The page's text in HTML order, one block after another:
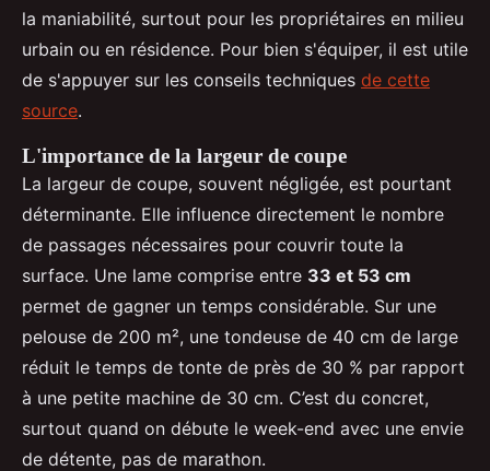
la maniabilité, surtout pour les propriétaires en milieu
urbain ou en résidence. Pour bien s'équiper, il est utile
de s'appuyer sur les conseils techniques de cette
source.
L'importance de la largeur de coupe
La largeur de coupe, souvent négligée, est pourtant
déterminante. Elle influence directement le nombre
de passages nécessaires pour couvrir toute la
surface. Une lame comprise entre 33 et 53 cm
permet de gagner un temps considérable. Sur une
pelouse de 200 m², une tondeuse de 40 cm de large
réduit le temps de tonte de près de 30 % par rapport
à une petite machine de 30 cm. C’est du concret,
surtout quand on débute le week-end avec une envie
de détente, pas de marathon.